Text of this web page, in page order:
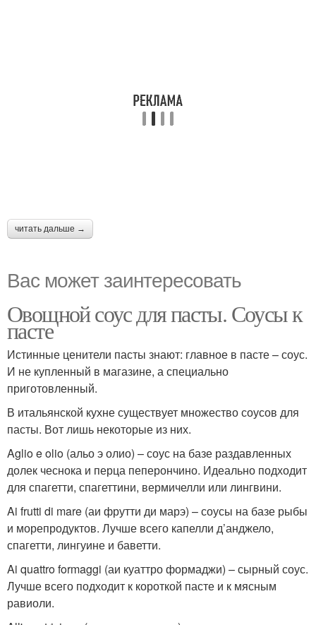
читать дальше →
Вас может заинтересовать
Овощной соус для пасты. Соусы к
пасте
Истинные ценители пасты знают: главное в пасте – соус.
И не купленный в магазине, а специально
приготовленный.
В итальянской кухне существует множество соусов для
пасты. Вот лишь некоторые из них.
Aglio e olio (альо э олио) – соус на базе раздавленных
долек чеснока и перца пеперончино. Идеально подходит
для спагетти, спагеттини, вермичелли или лингвини.
Ai frutti di mare (аи фрутти ди марэ) – соусы на базе рыбы
и морепродуктов. Лучше всего капелли д’анджело,
спагетти, лингуине и баветти.
Ai quattro formaggi (аи куаттро формаджи) – сырный соус.
Лучше всего подходит к короткой пасте и к мясным
равиоли.